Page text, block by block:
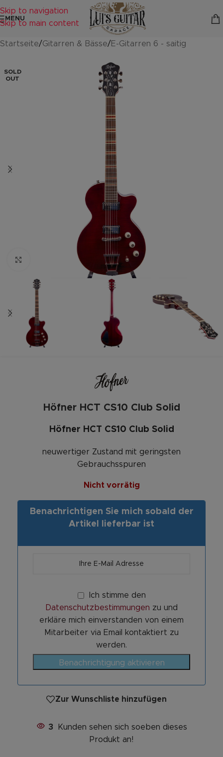
Skip to navigation
Skip to main content
MENU
Startseite/Gitarren & Bässe/E-Gitarren 6 - saitig
SOLD
OUT
Zum vergrößern anklicken
Höfner HCT CS10 Club Solid
Höfner HCT CS10 Club Solid
neuwertiger Zustand mit geringsten
Gebrauchsspuren
Nicht vorrätig
Benachrichtigen Sie mich sobald der
Artikel lieferbar ist
Ich stimme den
Datenschutzbestimmungen zu und
erkläre mich einverstanden von einem
Mitarbeiter via Email kontaktiert zu
werden.
Benachrichtigung aktivieren
Zur Wunschliste hinzufügen
3
Kunden sehen sich soeben dieses
Produkt an!